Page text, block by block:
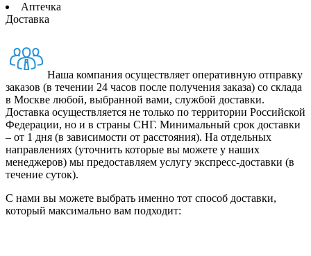
Аптечка
Доставка
Наша компания осуществляет оперативную отправку
заказов (в течении 24 часов после получения заказа) со склада
в Москве любой, выбранной вами, службой доставки.
Доставка осуществляется не только по территории Российской
Федерации, но и в страны СНГ. Минимальный срок доставки
– от 1 дня (в зависимости от расстояния). На отдельных
направлениях (уточнить которые вы можете у наших
менеджеров) мы предоставляем услугу экспресс-доставки (в
течение суток).
С нами вы можете выбрать именно тот способ доставки,
который максимально вам подходит: